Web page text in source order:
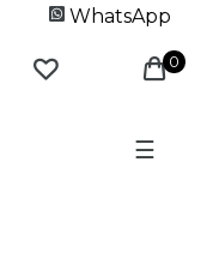
WhatsApp
0
☰